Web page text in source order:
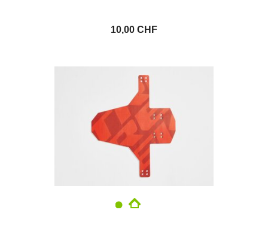
10,00 CHF